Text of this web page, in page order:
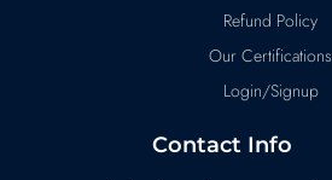
Refund Policy
Our Certifications
Login/Signup
Contact Info